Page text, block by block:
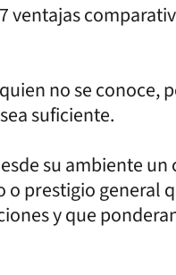
ventajas
no se conoce,
suficiente.
su ambiente
o prestigio general
y que